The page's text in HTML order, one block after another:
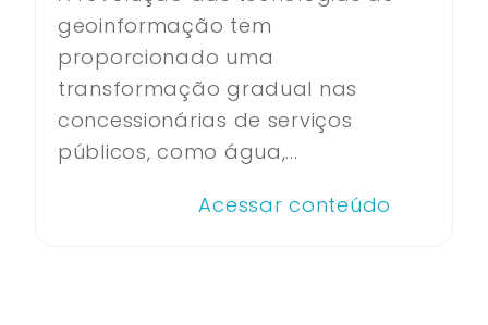
geoinformação tem
proporcionado uma
transformação gradual nas
concessionárias de serviços
públicos, como água,...
Acessar conteúdo